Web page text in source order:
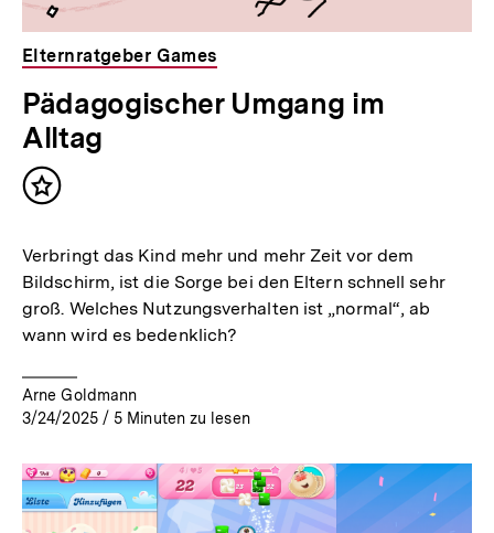
Elternratgeber Games
Pädagogischer Umgang im
Alltag
Inhalt
Verbringt das Kind mehr und mehr Zeit vor dem
Bildschirm, ist die Sorge bei den Eltern schnell sehr
groß. Welches Nutzungsverhalten ist „normal“, ab
wann wird es bedenklich?
Arne Goldmann
3/24/2025 / 5 Minuten zu lesen